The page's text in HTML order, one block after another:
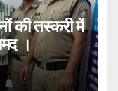
की तस्करी में
।